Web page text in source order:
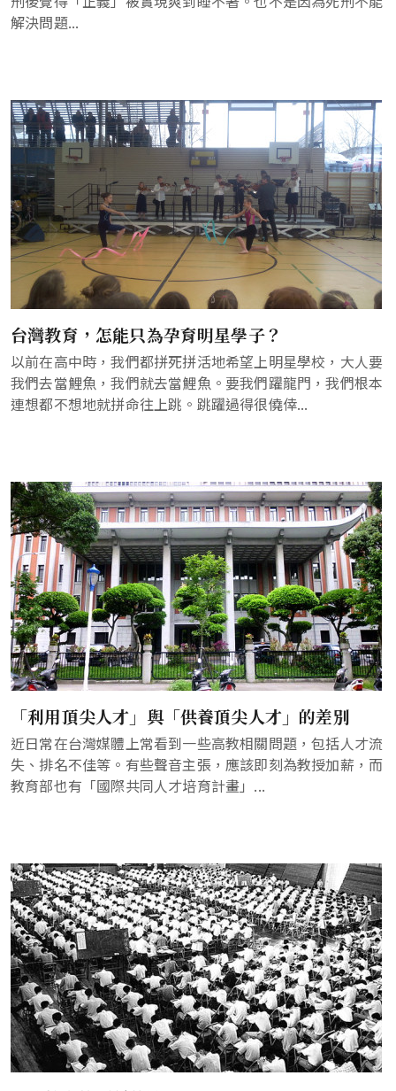
解決問題...
台灣教育，怎能只為孕育明星學子？
以前在高中時，我們都拼死拼活地希望上明星學校，大人要
我們去當鯉魚，我們就去當鯉魚。要我們躍龍門，我們根本
連想都不想地就拼命往上跳。跳躍過得很僥倖...
「利用頂尖人才」與「供養頂尖人才」的差別
近日常在台灣媒體上常看到一些高教相關問題，包括人才流
失、排名不佳等。有些聲音主張，應該即刻為教授加薪，而
教育部也有「國際共同人才培育計畫」...